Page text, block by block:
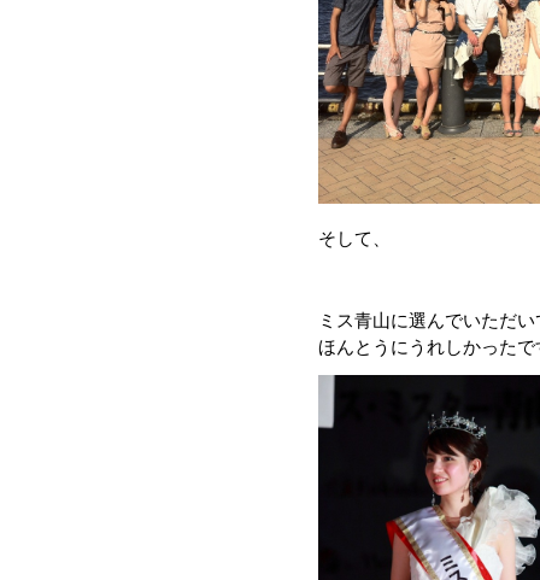
そして、
ミス青山に選んでいただい
ほんとうにうれしかったで